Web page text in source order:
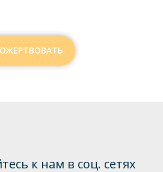
к нам в соц. сетях